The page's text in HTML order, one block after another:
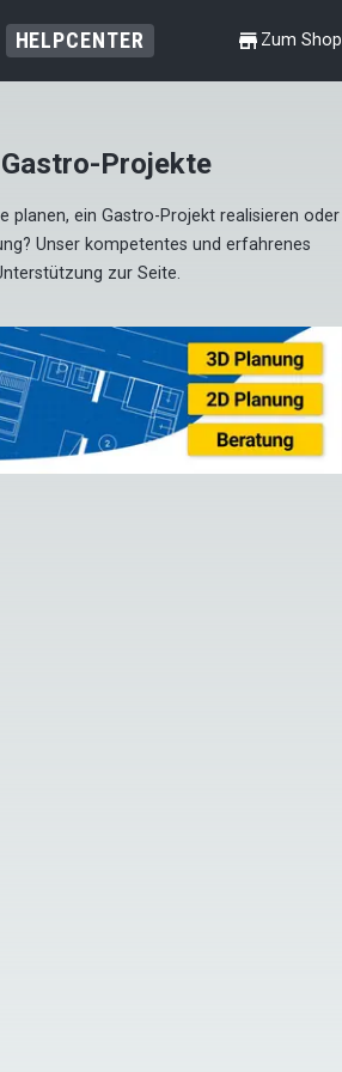
HELPCENTER shop Zum Shop
Projekte
ein Gastro-Projekt realisieren oder
Unser kompetentes und erfahrenes
zur Seite.